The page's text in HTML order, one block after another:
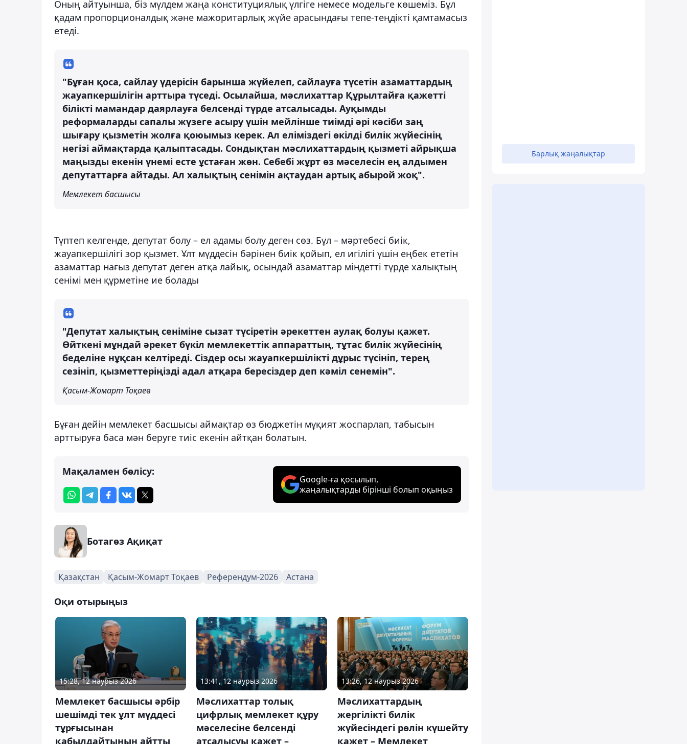
Оның айтуынша, біз мүлдем жаңа конституциялық үлгіге немесе модельге көшеміз. Бұл
қадам пропорционалдық және мажоритарлық жүйе арасындағы тепе-теңдікті қамтамасыз
етеді.
"Бұған қоса, сайлау үдерісін барынша жүйелеп, сайлауға түсетін азаматтардың
жауапкершілігін арттыра түседі. Осылайша, мәслихаттар Құрылтайға қажетті
білікті мамандар даярлауға белсенді түрде атсалысады. Ауқымды
реформаларды сапалы жүзеге асыру үшін мейлінше тиімді әрі кәсіби заң
шығару қызметін жолға қоюымыз керек. Ал еліміздегі өкілді билік жүйесінің
негізі аймақтарда қалыптасады. Сондықтан мәслихаттардың қызметі айрықша
маңызды екенін үнемі есте ұстаған жөн. Себебі жұрт өз мәселесін ең алдымен
депутаттарға айтады. Ал халықтың сенімін ақтаудан артық абырой жоқ".
Мемлекет басшысы
Түптеп келгенде, депутат болу – ел адамы болу деген сөз. Бұл – мәртебесі биік,
жауапкершілігі зор қызмет. Ұлт мүддесін бәрінен биік қойып, ел игілігі үшін еңбек ететін
азаматтар нағыз депутат деген атқа лайық, осындай азаматтар міндетті түрде халықтың
сенімі мен құрметіне ие болады
"Депутат халықтың сеніміне сызат түсіретін әрекеттен аулақ болуы қажет.
Өйткені мұндай әрекет бүкіл мемлекеттік аппараттың, тұтас билік жүйесінің
беделіне нұқсан келтіреді. Сіздер осы жауапкершілікті дұрыс түсініп, терең
сезініп, қызметтеріңізді адал атқара бересіздер деп кәміл сенемін".
Қасым-Жомарт Тоқаев
Бұған дейін мемлекет басшысы аймақтар өз бюджетін мұқият жоспарлап, табысын
арттыруға баса мән беруге тиіс екенін айтқан болатын.
Мақаламен бөлісу:
Google-ға қосылып,
жаңалықтарды бірінші болып оқыңыз
Ботагөз Ақиқат
Қазақстан Қасым-Жомарт Тоқаев Референдум-2026 Астана
Оқи отырыңыз
15:28, 12 наурыз 2026
Мемлекет басшысы әрбір
шешімді тек ұлт мүддесі
тұрғысынан
қабылдайтынын айтты
13:41, 12 наурыз 2026
Мәслихаттар толық
цифрлық мемлекет құру
мәселесіне белсенді
атсалысуы қажет –
13:26, 12 наурыз 2026
Мәслихаттардың
жергілікті билік
жүйесіндегі рөлін күшейту
қажет – Мемлекет
Барлық жаңалықтар